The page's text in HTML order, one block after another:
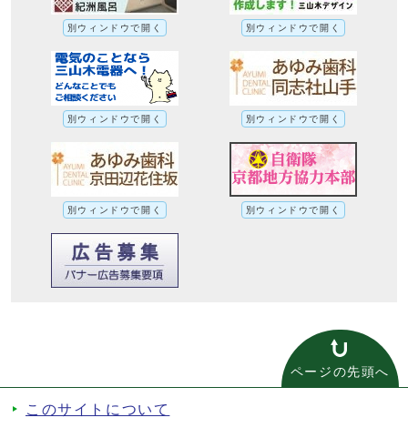
別ウィンドウで開く 別ウィンドウで開く
別ウィンドウで開く 別ウィンドウで開く
別ウィンドウで開く 別ウィンドウで開く
ページの先頭へ
このサイトについて